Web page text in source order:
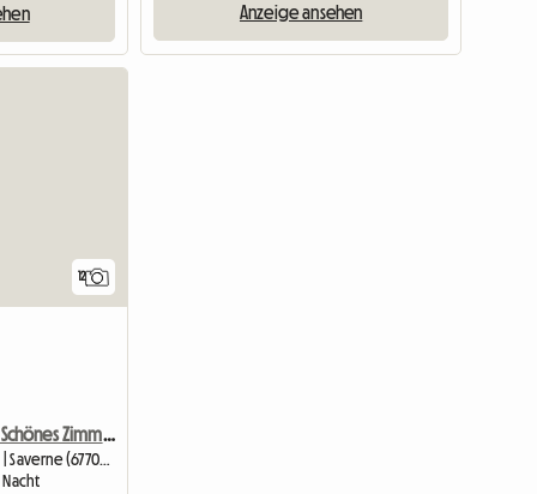
Anzeige ansehen
12
Mieten Sie Ein Schönes Zimmer In Einer Neuen Wohnung
Unterkunft beim Gastgeber | Saverne (67700) | 10 M2
Nacht